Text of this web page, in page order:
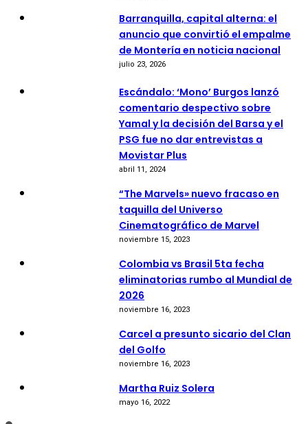
Barranquilla, capital alterna: el
anuncio que convirtió el empalme
de Montería en noticia nacional
julio 23, 2026
Escándalo: ‘Mono’ Burgos lanzó
comentario despectivo sobre
Yamal y la decisión del Barsa y el
PSG fue no dar entrevistas a
Movistar Plus
abril 11, 2024
“The Marvels» nuevo fracaso en
taquilla del Universo
Cinematográfico de Marvel
noviembre 15, 2023
Colombia vs Brasil 5ta fecha
eliminatorias rumbo al Mundial de
2026
noviembre 16, 2023
Carcel a presunto sicario del Clan
del Golfo
noviembre 16, 2023
Martha Ruiz Solera
mayo 16, 2022